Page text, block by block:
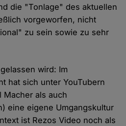
die "Tonlage" des aktuellen
vorgeworfen, nicht
zu sein sowie zu sehr
wird: Im
hat sich unter YouTubern
Macher als auch
eine eigene Umgangskultur
ist Rezos Video noch als